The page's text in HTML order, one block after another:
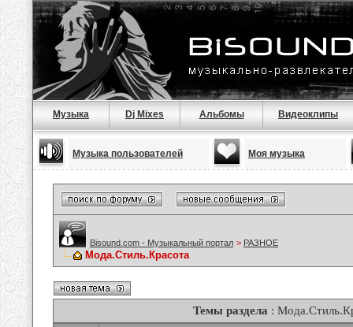
Музыка Dj Mixes Альбомы Видеоклипы
Музыка пользователей Моя музыка
Bisound.com - Музыкальный портал > РАЗНОЕ
Мода.Стиль.Красота
Темы раздела :